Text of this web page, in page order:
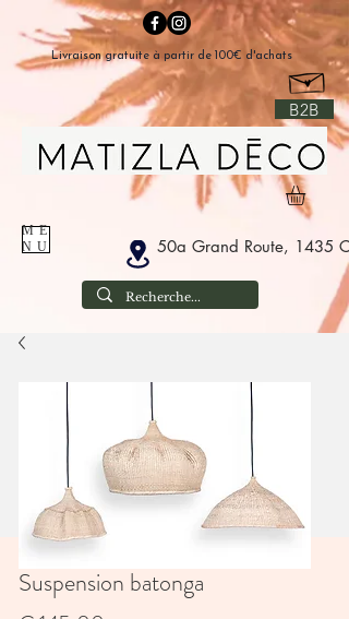
B2B
50a Grand Route, 1435
ME
NU
Livraison gratuite à partir de 100€ d'achats
Suspension batonga